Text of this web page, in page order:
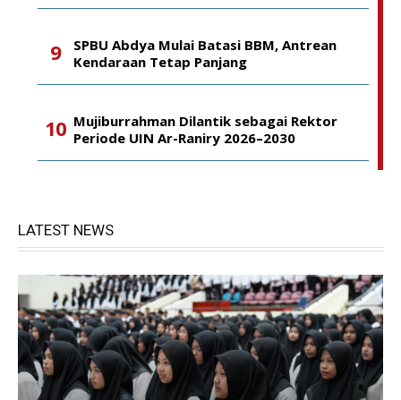
SPBU Abdya Mulai Batasi BBM, Antrean
Kendaraan Tetap Panjang
Mujiburrahman Dilantik sebagai Rektor
Periode UIN Ar-Raniry 2026–2030
LATEST NEWS